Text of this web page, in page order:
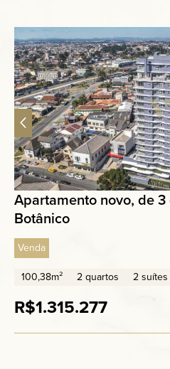
Apartamento novo, de
Botânico
Venda
100,38m²
2 quartos 2 suítes
R$1.315.277